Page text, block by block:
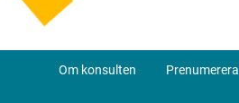
Om konsulten Prenumerera